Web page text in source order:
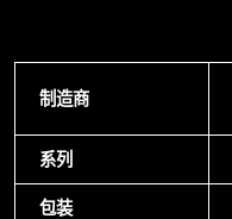
制造商
系列
包装